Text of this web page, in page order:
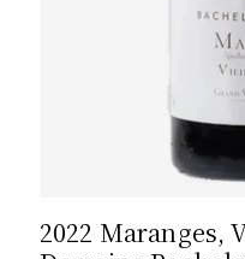
2022 Maranges,